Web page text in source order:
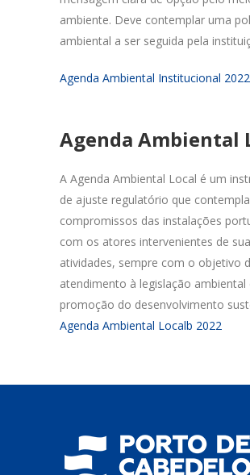
ambiente. Deve contemplar uma
ambiental a ser seguida pela
Agenda Ambiental Institucional 2022
Agenda Ambiental
A Agenda Ambiental Local é um
de ajuste regulatório que
compromissos das instalações
com os atores intervenientes de
atividades, sempre com o objetivo
atendimento à legislação ambiental
promoção do desenvolvimento
Agenda Ambiental Localb 2022